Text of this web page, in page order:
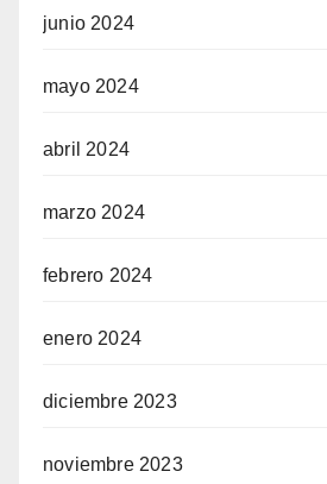
junio 2024
mayo 2024
abril 2024
marzo 2024
febrero 2024
enero 2024
diciembre 2023
noviembre 2023